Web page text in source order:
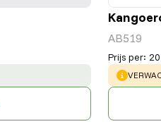
AB519
Prijs per: